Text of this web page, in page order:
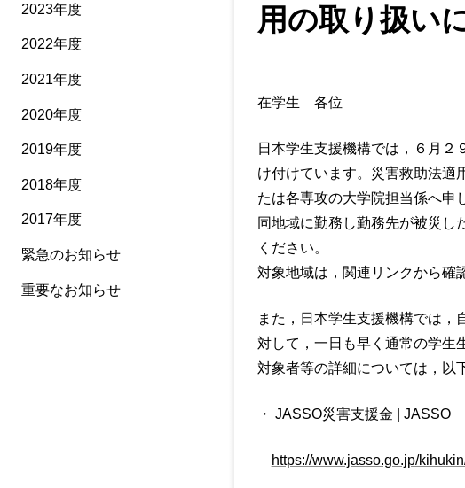
用の取り扱い
在学生 各位
日本学生支援機構では，６月
け付けています。災害救助法適
たは各専攻の大学院担当係へ申
同地域に勤務し勤務先が被災し
ください。
対象地域は，関連リンクから確
また，日本学生支援機構では，
対して，一日も早く通常の学生
対象者等の詳細については，以
・ JASSO災害支援金 | JASSO
https://www.jasso.go.jp/
2023年度
2022年度
2021年度
2020年度
2019年度
2018年度
2017年度
緊急のお知らせ
重要なお知らせ